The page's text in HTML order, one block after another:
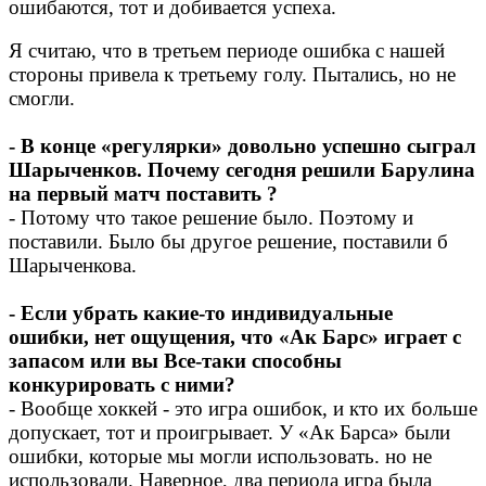
ошибаются, тот и добивается успеха.
Я считаю, что в третьем периоде ошибка с нашей
стороны привела к третьему голу. Пытались, но не
смогли.
- В конце «регулярки» довольно успешно сыграл
Шарыченков. Почему сегодня решили Барулина
на первый матч поставить ?
- Потому что такое решение было. Поэтому и
поставили. Было бы другое решение, поставили б
Шарыченкова.
- Если убрать какие-то индивидуальные
ошибки, нет ощущения, что «Ак Барс» играет с
запасом или вы Все-таки способны
конкурировать с ними?
- Вообще хоккей - это игра ошибок, и кто их больше
допускает, тот и проигрывает. У «Ак Барса» были
ошибки, которые мы могли использовать. но не
использовали. Наверное, два периода игра была